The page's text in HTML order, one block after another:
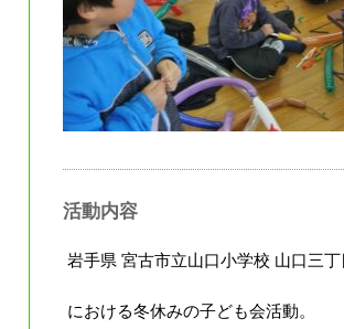
活動内容
岩手県 宮古市立山口小学校 山口三
における冬休みの子ども会活動。